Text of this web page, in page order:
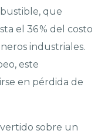
que
el 36 % del costo
industriales.
este
en pérdida de
sobre un